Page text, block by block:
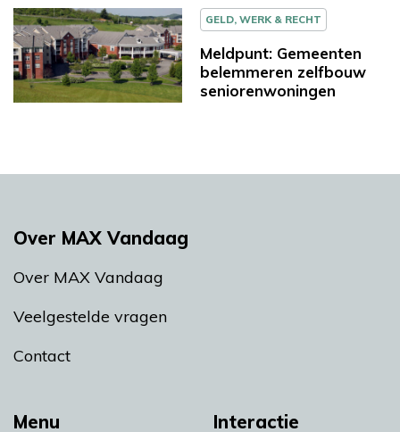
GELD, WERK & RECHT
Meldpunt: Gemeenten
belemmeren zelfbouw
seniorenwoningen
Menu Interactie
Over MAX Vandaag
Over MAX Vandaag
Veelgestelde vragen
Contact